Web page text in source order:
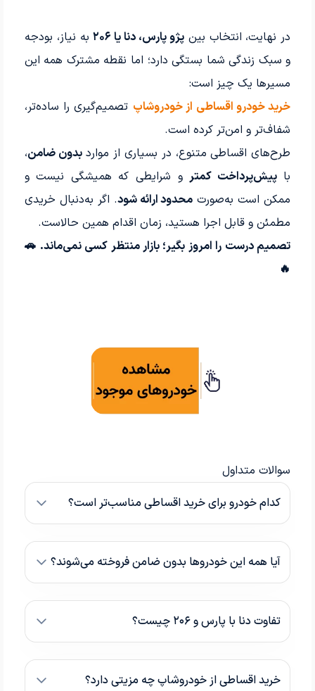
در نهایت، انتخاب بینپژو پارس، دنا یا ۲۰۶
به نیاز، بودجه
و سبک زندگی شما بستگی دارد؛ اما نقطه مشترک همه این
مسیرها یک چیز است:
خرید خودرو اقساطی از خودروشاپ تصمیم‌گیری را ساده‌تر،
شفاف‌تر و امن‌تر کرده است.
طرح‌های اقساطی متنوع، در بسیاری از مواردبدون ضامن،
باپیش‌پرداخت کمترو شرایطی که همیشگی نیست و
ممکن است به‌صورت محدود ارائه شود. اگر به‌دنبال خریدی
مطمئن و قابل اجرا هستید، زمان اقدام همین حالاست.
تصمیم درست را امروز بگیر؛ بازار منتظر کسی نمی‌ماند. 🚗
🔥
سوالات متداول
کدام خودرو برای خرید اقساطی مناسب‌تر است؟
آیا همه این خودروها بدون ضامن فروخته می‌شوند؟
تفاوت دنا با پارس و ۲۰۶ چیست؟
خرید اقساطی از خودروشاپ چه مزیتی دارد؟